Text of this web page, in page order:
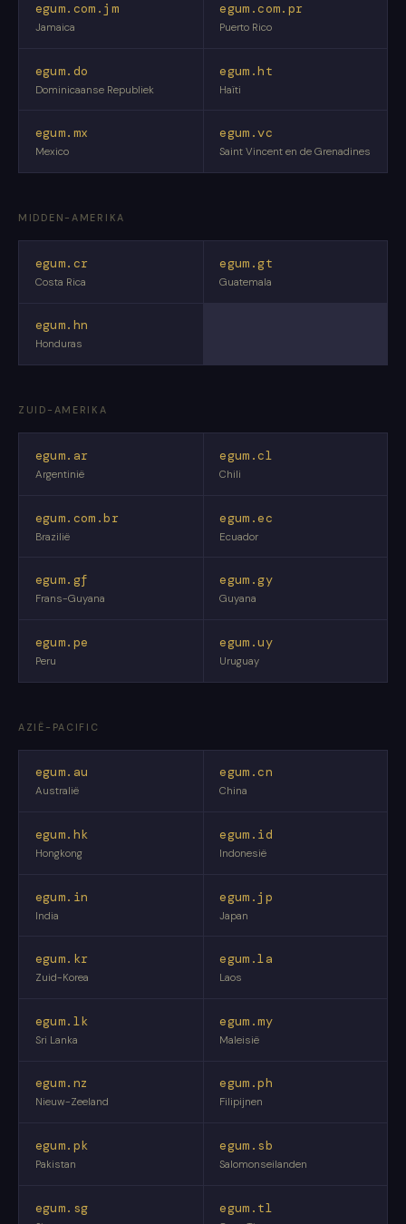
egum.com.jm
Jamaica
egum.com.pr
Puerto Rico
egum.do
Dominicaanse Republiek
egum.ht
Haïti
egum.mx
Mexico
egum.vc
Saint Vincent en de Grenadines
MIDDEN-AMERIKA
egum.cr
Costa Rica
egum.gt
Guatemala
egum.hn
Honduras
ZUID-AMERIKA
egum.ar
Argentinië
egum.cl
Chili
egum.com.br
Brazilië
egum.ec
Ecuador
egum.gf
Frans-Guyana
egum.gy
Guyana
egum.pe
Peru
egum.uy
Uruguay
AZIË-PACIFIC
egum.au
Australië
egum.cn
China
egum.hk
Hongkong
egum.id
Indonesië
egum.in
India
egum.jp
Japan
egum.kr
Zuid-Korea
egum.la
Laos
egum.lk
Sri Lanka
egum.my
Maleisië
egum.nz
Nieuw-Zeeland
egum.ph
Filipijnen
egum.pk
Pakistan
egum.sb
Salomonseilanden
egum.sg egum.tl